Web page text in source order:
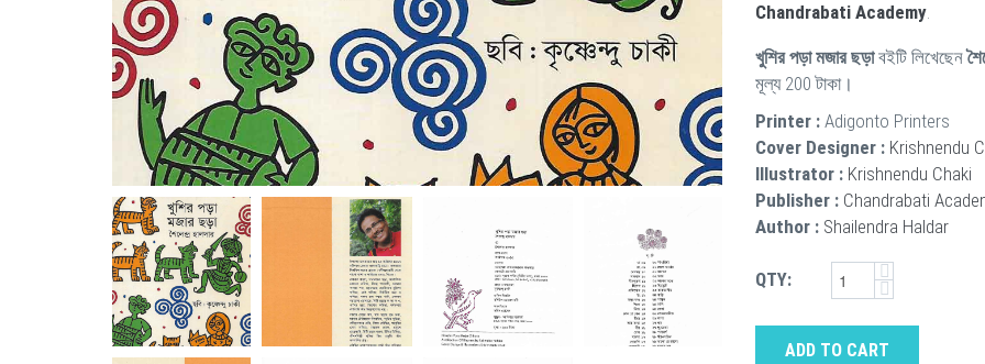
Chandrabati Academy.
খুশির পড়া মজার ছড়াবইটি লিখেছেন
মূল্য 200 টাকা।
Printer : Adigonto Printers
Cover Designer : Krishnendu
Illustrator : Krishnendu Chaki
Publisher : Chandrabati
Author : Shailendra Haldar
QTY:
ADD TO CART